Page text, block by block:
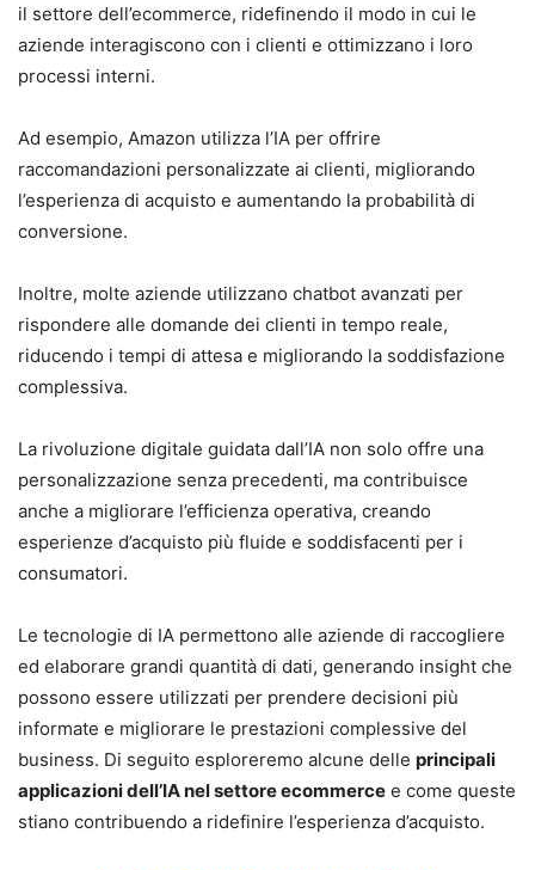
il settore dell’ecommerce, ridefinendo il modo in cui le
aziende interagiscono con i clienti e ottimizzano i loro
processi interni.
Ad esempio, Amazon utilizza l’IA per offrire
raccomandazioni personalizzate ai clienti, migliorando
l’esperienza di acquisto e aumentando la probabilità di
conversione.
Inoltre, molte aziende utilizzano chatbot avanzati per
rispondere alle domande dei clienti in tempo reale,
riducendo i tempi di attesa e migliorando la soddisfazione
complessiva.
La rivoluzione digitale guidata dall’IA non solo offre una
personalizzazione senza precedenti, ma contribuisce
anche a migliorare l’efficienza operativa, creando
esperienze d’acquisto più fluide e soddisfacenti per i
consumatori.
Le tecnologie di IA permettono alle aziende di raccogliere
ed elaborare grandi quantità di dati, generando insight che
possono essere utilizzati per prendere decisioni più
informate e migliorare le prestazioni complessive del
business. Di seguito esploreremo alcune delle principali
applicazioni dell’IA nel settore ecommerce e come queste
stiano contribuendo a ridefinire l’esperienza d’acquisto.